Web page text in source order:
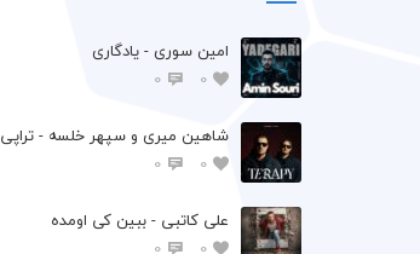
امین سوری - یادگاری
0
0
شاهین میری و سپهر خلسه - تراپی
0
0
علی کاتبی - ببین کی اومده
0
0